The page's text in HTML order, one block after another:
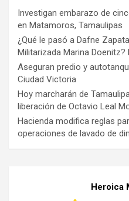
Investigan embarazo de
en Matamoros, Tamaulipas
¿Qué le pasó a Dafne
Militarizada Marina
Aseguran predio y
Ciudad Victoria
Hoy marcharán de
liberación de Octavio Leal
Hacienda modifica reglas
operaciones de lavado de
Heroica